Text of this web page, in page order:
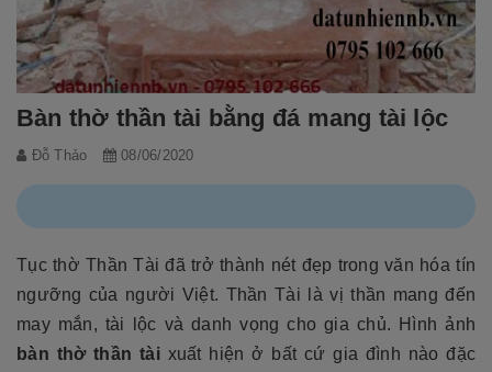
Bàn thờ thần tài bằng đá mang tài lộc
Đỗ Thảo 08/06/2020
Tục thờ Thần Tài đã trở thành nét đẹp trong văn hóa tín
ngưỡng của người Việt. Thần Tài là vị thần mang đến
may mắn, tài lộc và danh vọng cho gia chủ. Hình ảnh
bàn thờ thần tàixuất hiện ở bất cứ gia đình nào đặc